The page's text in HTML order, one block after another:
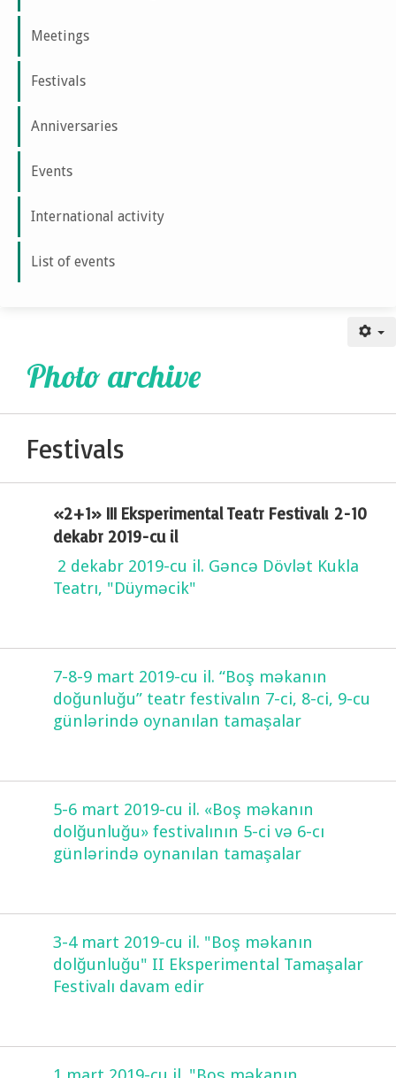
Meetings
Festivals
Anniversaries
Events
International activity
List of events
Photo archive
Festivals
«2+1» III Eksperimental Teatr Festivalı 2-10
dekabr 2019-cu il
2 dekabr 2019-cu il. Gəncə Dövlət Kukla
Teatrı, "Düyməcik"
7-8-9 mart 2019-cu il. “Boş məkanın
doğunluğu” teatr festivalın 7-ci, 8-ci, 9-cu
günlərində oynanılan tamaşalar
5-6 mart 2019-cu il. «Boş məkanın
dolğunluğu» festivalının 5-ci və 6-cı
günlərində oynanılan tamaşalar
3-4 mart 2019-cu il. "Boş məkanın
dolğunluğu" II Eksperimental Tamaşalar
Festivalı davam edir